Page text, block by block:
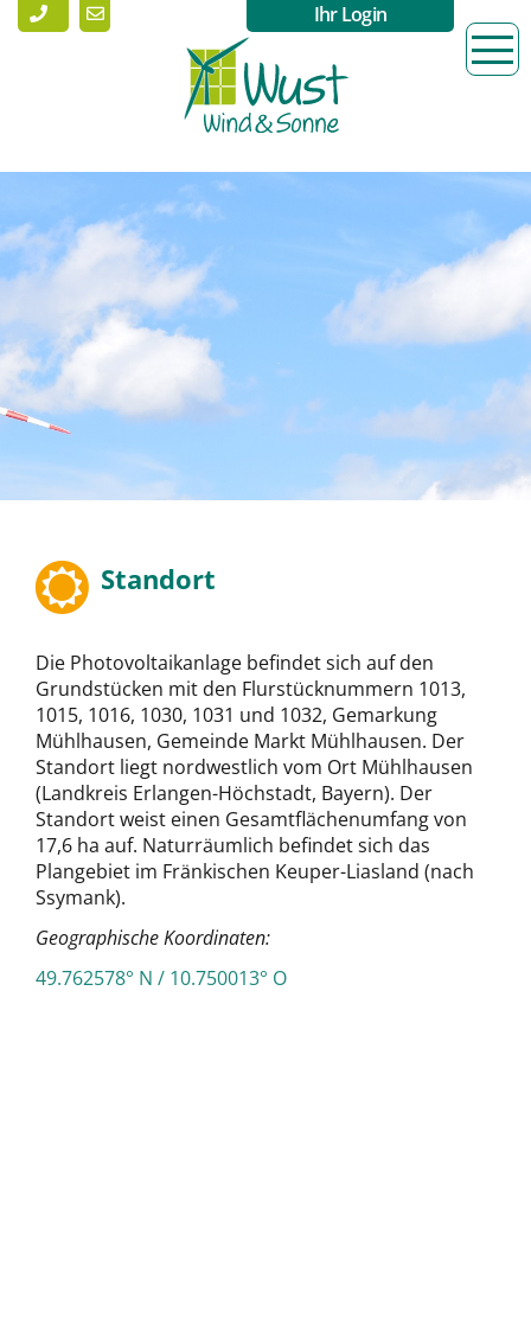
Ihr Login
Standort
Die Photovoltaikanlage befindet sich auf den
Grundstücken mit den Flurstücknummern 1013,
1015, 1016, 1030, 1031 und 1032, Gemarkung
Mühlhausen, Gemeinde Markt Mühlhausen. Der
Standort liegt nordwestlich vom Ort Mühlhausen
(Landkreis Erlangen-Höchstadt, Bayern). Der
Standort weist einen Gesamtflächenumfang von
17,6 ha auf. Naturräumlich befindet sich das
Plangebiet im Fränkischen Keuper-Liasland (nach
Ssymank).
Geographische Koordinaten:
49.762578° N / 10.750013° O